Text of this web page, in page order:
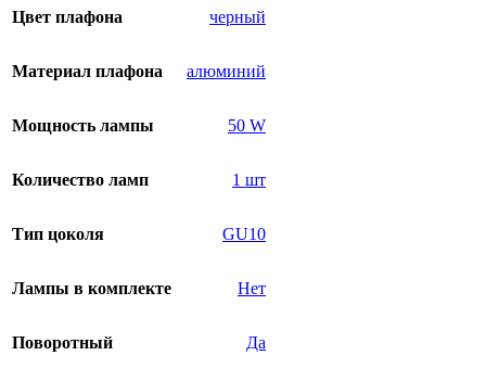
Цвет плафона черный
Материал плафона алюминий
Мощность лампы 50 W
Количество ламп 1 шт
Тип цоколя GU10
Лампы в комплекте Нет
Поворотный Да